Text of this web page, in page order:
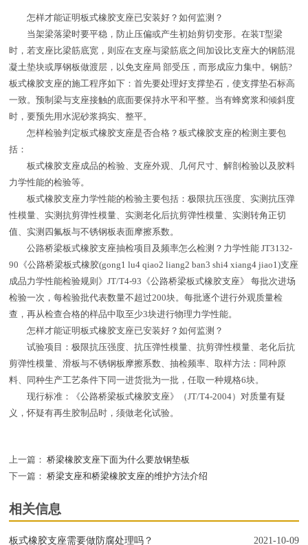
怎样才能证明板式橡胶支座已安装好？如何监测？
当架梁落梁时要平稳，防止压偏或产生初始剪切变形。在装T型梁
时，若支座比梁筋底宽，则应在支座与梁筋底之间加设比支座大的钢筋混
凝土垫块或厚钢板做渡层，以免支座局 部受压，而形成应力集中。钢筋?
板式橡胶支座的施工程序如下：首先要处理好支撑垫石，使支撑垫石标高
一致。预制梁与支座接触的底面要保持水平和平整。当有蜂窝浆和倾斜度
时，要预先用水泥砂浆捣实、整平。
怎样检验判定板式橡胶支座是否合格？板式橡胶支座的检测主要包
括：
板式橡胶支座成品的检验、支座外观、几何尺寸、解剖检验以及胶料
力学性能的检验等。
板式橡胶支座力学性能的检验主要包括：极限抗压强度、实测抗压弹
性模量、实测抗剪弹性模量、实测老化后抗剪弹性模量、实测转角正切
值、实测四氟板与不锈钢板表面摩擦系数。
公路桥梁板式橡胶支座抽检项目及频率怎么检测？力学性能 JT3132-
90《公路桥梁板式橡胶(gong1 lu4 qiao2 liang2 ban3 shi4 xiang4 jiao1)支座
成品力学性能检验规则》JT/T4-93《公路桥梁板式橡胶支座》 每批次进场
检验一次，每检验批代表数量不超过200块。每批逐个进行外观质量检
查，再从检查合格的样品中取至少3块进行物理力学性能。
怎样才能证明板式橡胶支座已安装好？如何监测？
试验项目：极限抗压强度、抗压弹性模量、抗剪弹性模量、老化后抗
剪弹性模量、滑板与不锈钢板摩擦系数、抽检频率、取样方法：同种原
料、同种生产工艺条件下同一进货批为一批，任取一种规格6块。
现行标准：《公路桥梁板式橡胶支座》（JT/T4-2004）对质量有疑
义，怀疑有再生胶制品时，须做老化试验。
上一篇： 桥梁橡胶支座下面为什么要放钢垫板
下一篇： 桥梁支座和桥梁橡胶支座的维护方法介绍
相关信息
2021-10-09
板式橡胶支座需要做防腐处理吗？